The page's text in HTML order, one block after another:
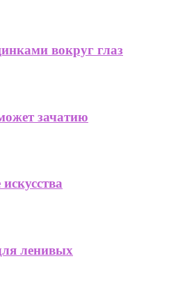
вокруг глаз
зачатию
ленивых